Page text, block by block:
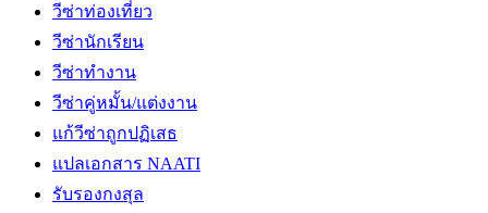
วีซ่าท่องเที่ยว
วีซ่านักเรียน
วีซ่าทำงาน
วีซ่าคู่หมั้น/แต่งงาน
แก้วีซ่าถูกปฏิเสธ
แปลเอกสาร NAATI
รับรองกงสุล